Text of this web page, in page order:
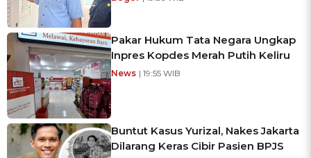
Pakar Hukum Tata Negara Ungkap
Inpres Kopdes Merah Putih Keliru
News | 19:55 WIB
Buntut Kasus Yurizal, Nakes Jakarta
Dilarang Keras Cibir Pasien BPJS